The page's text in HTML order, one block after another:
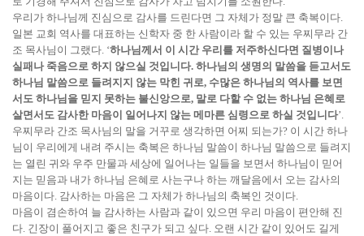
우리가 하나님께 진심으로 감사를 드린다면 그 자체가 정말 큰 축복이다.
일본 교회 역사를 대표하는 신학자 중 한 사람이라 할 수 있는 우찌무라 간
조 목사님이 그랬다. ‘하나님께서 이 시간 우리를 저주하신다면 질병이나
실패나 죽음으로 하지 않으실 것입니다. 하나님의 생명의 말씀을 듣고서도
하나님 말씀으로 들려지지 않는 막힌 귀로, 수많은 하나님의 역사를 보면
서도 하나님을 믿지 못하는 불신앙으로, 말로 다할 수 없는 하나님 은혜로
살면서도 감사한 마음이 일어나지 않는 메마른 심령으로 하실 것입니다’.
우찌무라 간조 목사님의 말을 거꾸로 생각하면 어찌 되는가? 이 시간 하나
님이 우리에게 내려 주시는 축복은 하나님 말씀이 하나님 말씀으로 들려지
는 열린 귀와 우주 만물과 세상에 일어나는 일들을 보면서 하나님이 믿어
지는 믿음과 내가 하나님 은혜로 사는구나 하는 깨달음에서 오는 감사의
마음이다. 감사하는 마음은 그 자체가 하나님의 축복인 것이다.
마음이 겸손하여 늘 감사하는 사람과 같이 있으면 우리 마음이 편안해 진
다. 긴장이 풀어지고 좋은 친구가 되고 싶다. 오랜 시간 같이 있어도 길게